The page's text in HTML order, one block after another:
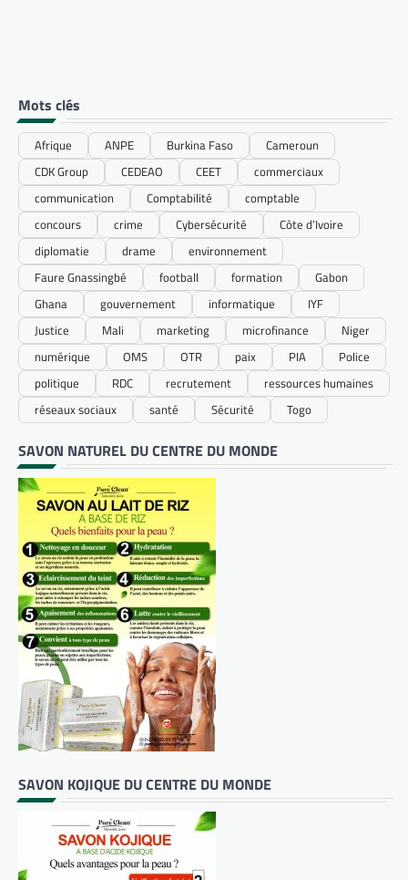
Mots clés
Afrique ANPE Burkina Faso
Cameroun
CDK Group
CEDEAO CEET
commerciaux
communication
Comptabilité
comptable
concours
crime Cybersécurité
Côte d’Ivoire
diplomatie
drame
environnement
Faure Gnassingbé
football formation
Gabon
Ghana
gouvernement informatique
IYF
Justice
Mali marketing microfinance
Niger
numérique
OMS OTR paix PIA
Police
politique
RDC recrutement
ressources humaines
réseaux sociaux
santé Sécurité Togo
SAVON NATUREL DU CENTRE DU MONDE
SAVON KOJIQUE DU CENTRE DU MONDE